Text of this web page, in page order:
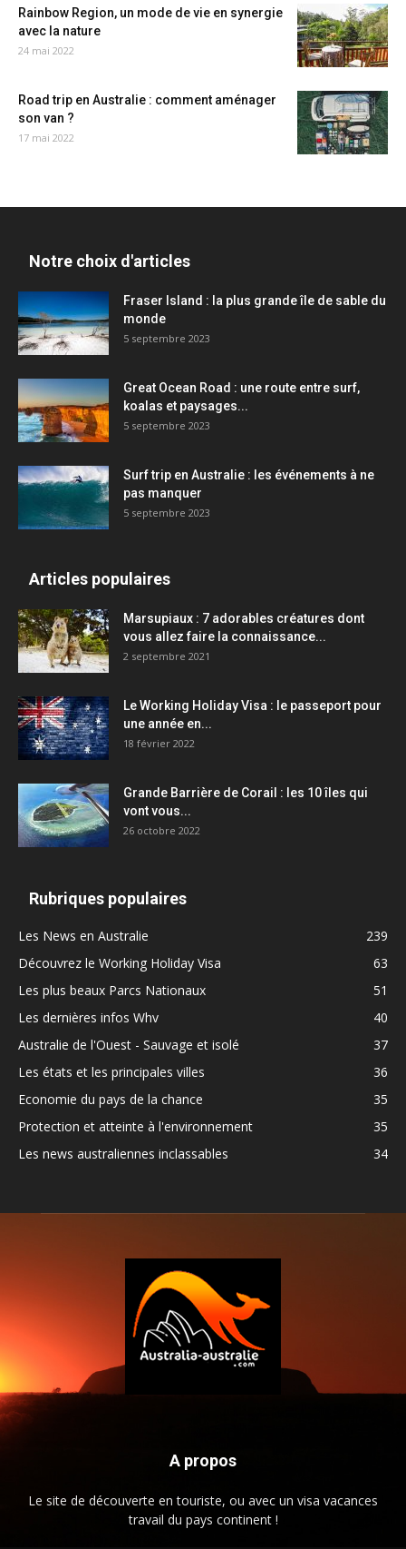
Rainbow Region, un mode de vie en synergie
avec la nature
24 mai 2022
Road trip en Australie : comment aménager
son van ?
17 mai 2022
Notre choix d'articles
Fraser Island : la plus grande île de sable du
monde
5 septembre 2023
Great Ocean Road : une route entre surf,
koalas et paysages...
5 septembre 2023
Surf trip en Australie : les événements à ne
pas manquer
5 septembre 2023
Articles populaires
Marsupiaux : 7 adorables créatures dont
vous allez faire la connaissance...
2 septembre 2021
Le Working Holiday Visa : le passeport pour
une année en...
18 février 2022
Grande Barrière de Corail : les 10 îles qui
vont vous...
26 octobre 2022
Rubriques populaires
Les News en Australie
239
Découvrez le Working Holiday Visa
63
Les plus beaux Parcs Nationaux
51
Les dernières infos Whv
40
Australie de l'Ouest - Sauvage et isolé
37
Les états et les principales villes
36
Economie du pays de la chance
35
Protection et atteinte à l'environnement
35
Les news australiennes inclassables
34
A propos
Le site de découverte en touriste, ou avec un visa vacances
travail du pays continent !